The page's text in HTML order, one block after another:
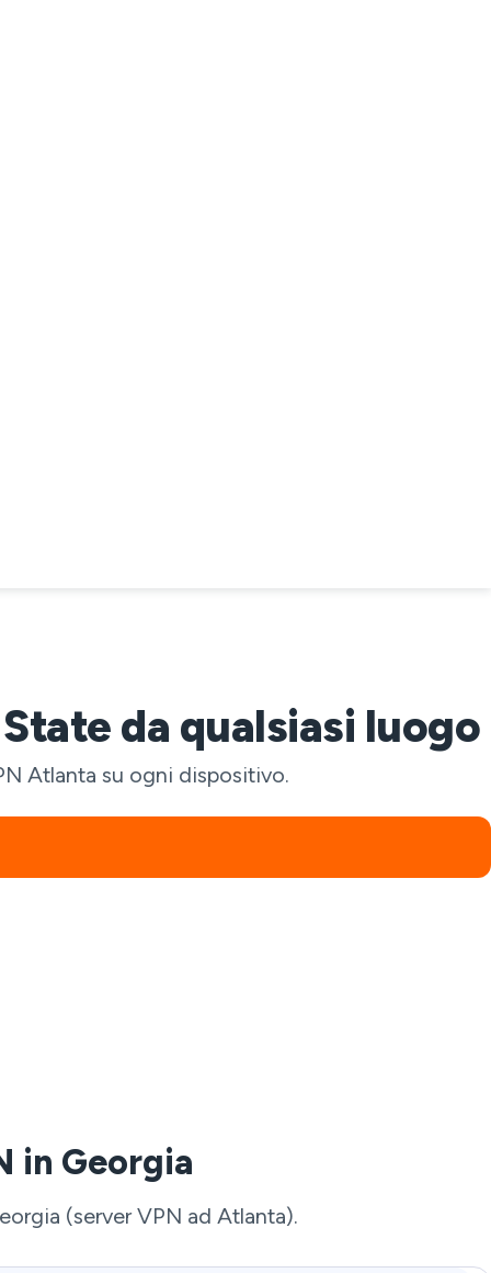
da qualsiasi luogo
Atlanta su ogni dispositivo.
in Georgia
(server VPN ad Atlanta).